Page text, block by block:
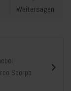
Weitersagen
Scorpa